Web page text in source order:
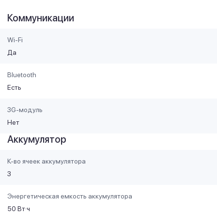
Коммуникации
Wi-Fi
Да
Bluetooth
Есть
3G-модуль
Нет
Аккумулятор
К-во ячеек аккумулятора
3
Энергетическая емкость аккумулятора
50 Вт·ч